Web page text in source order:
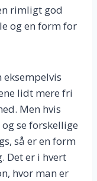
rimligt god
og en form for
eksempelvis
lidt mere fri
Men hvis
se forskellige
så er en form
Det er i hvert
hvor man er